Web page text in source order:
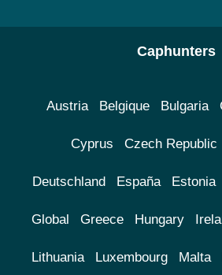
Caphunters
Austria Belgique Bulgaria
Cyprus Czech Republic
Deutschland España Estonia
Global Greece Hungary
Lithuania Luxembourg Malta